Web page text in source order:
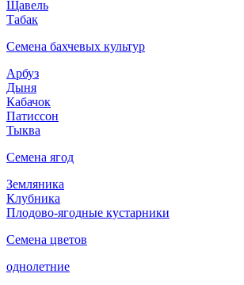
Щавель
Табак
Семена бахчевых культур
Арбуз
Дыня
Кабачок
Патиссон
Тыква
Семена ягод
Земляника
Клубника
Плодово-ягодные кустарники
Семена цветов
однолетние